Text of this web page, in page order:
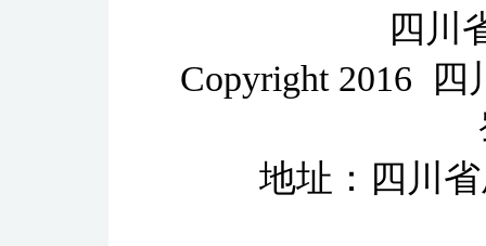
四川
Copyright 2016 四
地址：四川省